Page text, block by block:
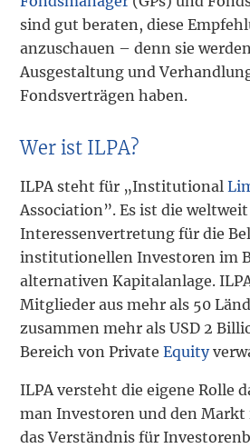
sind gut beraten, diese
anzuschauen – denn sie
Ausgestaltung und
Fondsverträgen haben.
Wer ist ILPA?
ILPA steht für „Institutional
Association”. Es ist die
Interessenvertretung für die
institutionellen Investoren im
alternativen Kapitalanlage.
Mitglieder aus mehr als 50
zusammen mehr als USD 2
Bereich von PrivateEquity
ILPA versteht die eigene Rolle
man Investoren und den
das Verständnis für